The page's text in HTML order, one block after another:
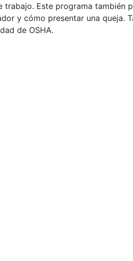
trabajo. Este programa también
y cómo presentar una queja.
de OSHA.